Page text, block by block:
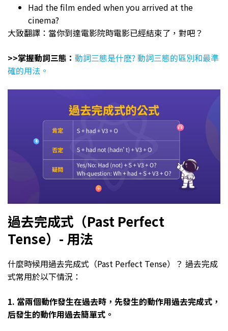
Had the film ended when you arrived at the
cinema?
大致翻譯：當你到達電影院時電影已經結束了，對吧？
>>掌握動詞三態： 動詞三態是什麽? 動詞三態的區別和最準
確的用法。
過去完成式（Past Perfect
Tense）- 用法
什麼時候用過去完成式（Past Perfect Tense）？ 過去完成
式常用於以下情況：
1. 當兩個動作發生在過去時，先發生的動作用過去完成式，
后發生的動作用過去簡單式。